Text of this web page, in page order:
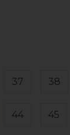
37 38
44 45